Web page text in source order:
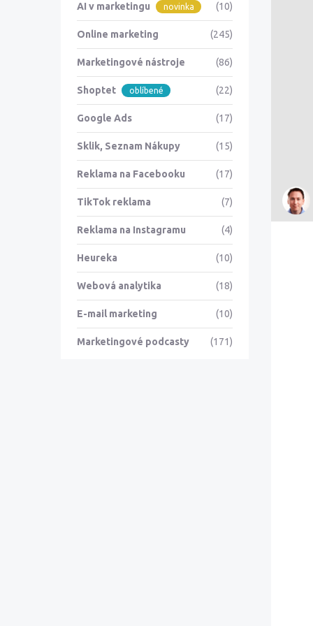
AI v marketingu novinka (10)
Online marketing (245)
Marketingové nástroje (86)
Shoptet oblíbené (22)
Google Ads (17)
Sklik, Seznam Nákupy (15)
Reklama na Facebooku (17)
TikTok reklama (7)
Reklama na Instagramu (4)
Heureka (10)
Webová analytika (18)
E-mail marketing (10)
Marketingové podcasty (171)